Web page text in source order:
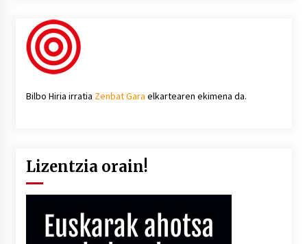
Bilbo Hiria irratia Zenbat Gara elkartearen ekimena da.
Lizentzia orain!